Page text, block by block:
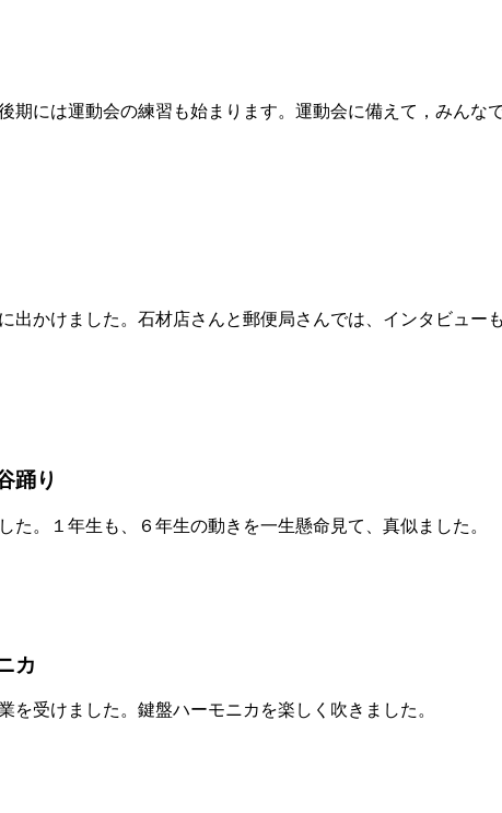
期には運動会の練習も始まります。運動会に備えて，みんな
かけました。石材店さんと郵便局さんでは、インタビュー
踊り
。１年生も、６年生の動きを一生懸命見て、真似ました。
カ
受けました。鍵盤ハーモニカを楽しく吹きました。